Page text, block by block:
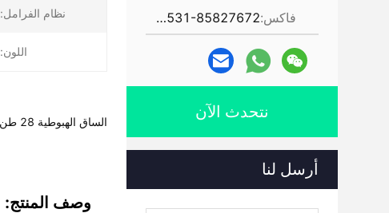
فاكس:
86-531-85827672
نتحدث الآن
أرسل لنا
نظام الفرامل:
اللون:
الساق الهبوطية 28 طن حاوية نصف مقطورة مع نظام مكابح ABS ودعم الساق JOST 28 طن
وصف المنتج: